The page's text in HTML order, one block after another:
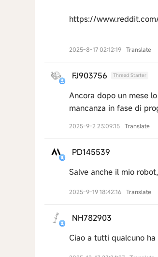
https://
2025-8-17 02:12:19 Translate
FJ903756 Thread Starter
Ancora dopo un mese
mancanza in fase di
2025-9-2 23:09:15 Translate
PD145539
Salve anche il mio
2025-9-19 18:42:16 Translate
NH782903
Ciao a tutti qualcuno